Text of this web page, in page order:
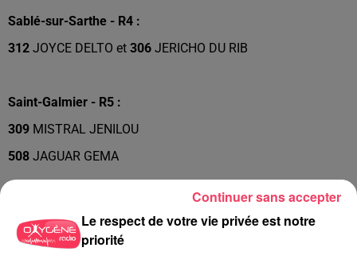
Sablé-sur-Sarthe - R4 :
312 JOYCE DELTO et 306 JERICHO DU RIB
Saint-Galmier - R5 :
309 MISTRAL JENILOU
508 JAGUAR GEMA
201MORFALOU
Le respect de votre vie privée est notre
priorité
Continuer sans accepter